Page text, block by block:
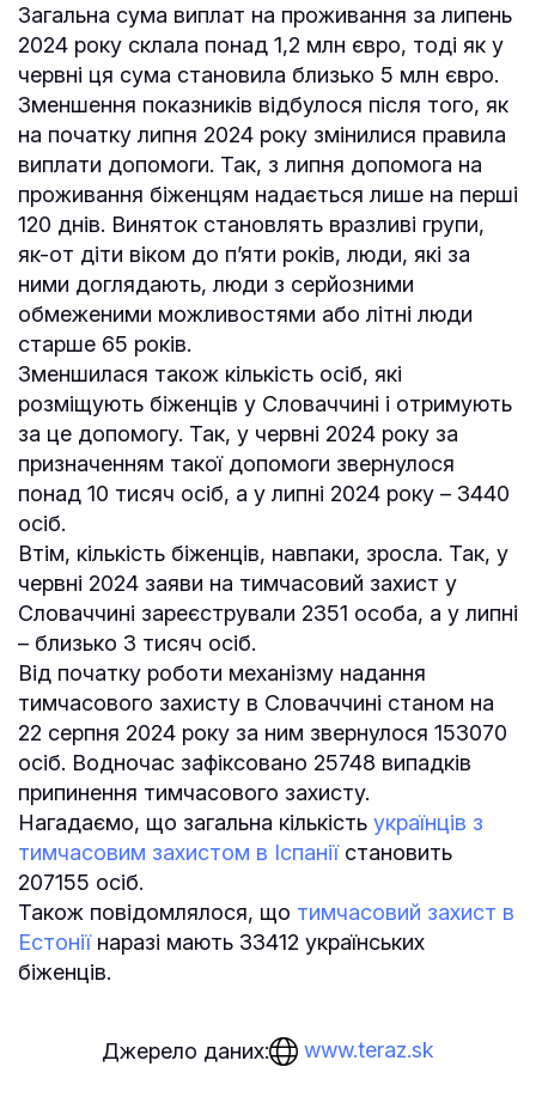
Загальна сума виплат на проживання за липень
2024 року склала понад 1,2 млн євро, тоді як у
червні ця сума становила близько 5 млн євро.
Зменшення показників відбулося після того, як
на початку липня 2024 року змінилися правила
виплати допомоги. Так, з липня допомога на
проживання біженцям надається лише на перші
120 днів. Виняток становлять вразливі групи,
як-от діти віком до п’яти років, люди, які за
ними доглядають, люди з серйозними
обмеженими можливостями або літні люди
старше 65 років.
Зменшилася також кількість осіб, які
розміщують біженців у Словаччині і отримують
за це допомогу. Так, у червні 2024 року за
призначенням такої допомоги звернулося
понад 10 тисяч осіб, а у липні 2024 року – 3440
осіб.
Втім, кількість біженців, навпаки, зросла. Так, у
червні 2024 заяви на тимчасовий захист у
Словаччині зареєстрували 2351 особа, а у липні
– близько 3 тисяч осіб.
Від початку роботи механізму надання
тимчасового захисту в Словаччині станом на
22 серпня 2024 року за ним звернулося 153070
осіб. Водночас зафіксовано 25748 випадків
припинення тимчасового захисту.
Нагадаємо, що загальна кількість українців з
тимчасовим захистом в Іспаніїстановить
207155 осіб.
Також повідомлялося, що тимчасовий захист в
Естоніїнаразі мають 33412 українських
біженців.
Джерело даних: www.teraz.sk